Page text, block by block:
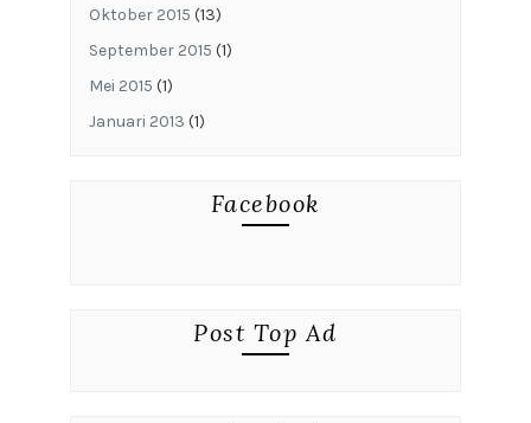
Oktober 2015 (13)
September 2015 (1)
Mei 2015 (1)
Januari 2013 (1)
Facebook
Post Top Ad